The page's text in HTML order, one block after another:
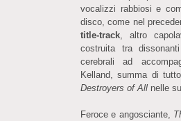
vocalizzi rabbiosi e
disco, come nel
title-track, altro
costruita tra
cerebrali ad
Kelland, summa di
Destroyers of All nelle
Feroce e angosciante,